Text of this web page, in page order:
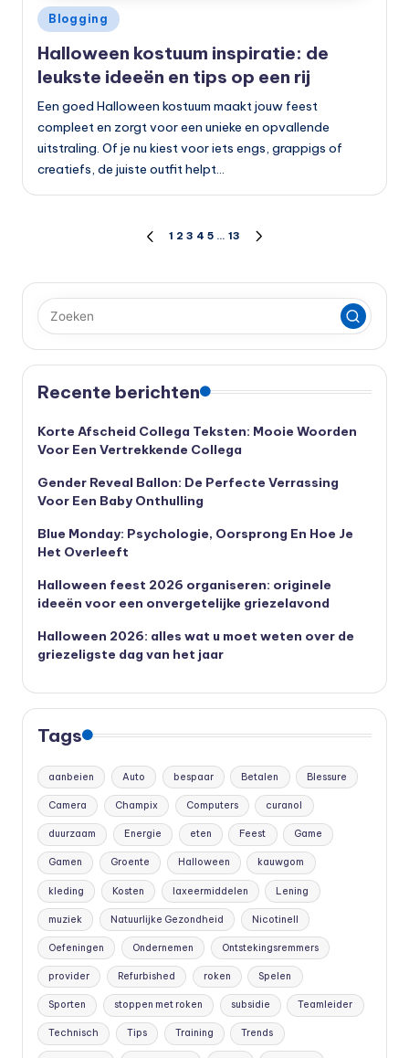
Geplaatst
in
Blogging
Halloween kostuum inspiratie: de
leukste ideeën en tips op een rij
Een goed Halloween kostuum maakt jouw feest
compleet en zorgt voor een unieke en opvallende
uitstraling. Of je nu kiest voor iets engs, grappigs of
creatiefs, de juiste outfit helpt…
Berichten
paginering
VORIGE
1 2 3 4 5 … 13
Recente berichten
Korte Afscheid Collega Teksten: Mooie Woorden
Voor Een Vertrekkende Collega
Gender Reveal Ballon: De Perfecte Verrassing
Voor Een Baby Onthulling
Blue Monday: Psychologie, Oorsprong En Hoe Je
Het Overleeft
Halloween feest 2026 organiseren: originele
ideeën voor een onvergetelijke griezelavond
Halloween 2026: alles wat u moet weten over de
griezeligste dag van het jaar
Tags
aanbeien Auto bespaar Betalen Blessure
Camera Champix Computers curanol
duurzaam Energie eten Feest Game
Gamen Groente Halloween kauwgom
kleding Kosten laxeermiddelen Lening
muziek Natuurlijke Gezondheid Nicotinell
Oefeningen Ondernemen Ontstekingsremmers
provider Refurbished roken Spelen
Sporten stoppen met roken subsidie Teamleider
Technisch Tips Training Trends